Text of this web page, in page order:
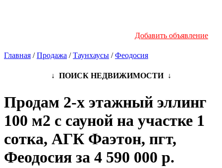
Добавить объявление
Главная /Продажа /Таунхаусы /Феодосия
↓ ПОИСК НЕДВИЖИМОСТИ ↓
Продам 2-х этажный эллинг
100 м2 с сауной на участке 1
сотка, АГК Фаэтон, пгт,
Феодосия за 4 590 000 р.